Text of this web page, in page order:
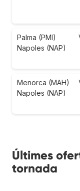
Palma (PMI)
Napoles (NAP)
Menorca (MAH)
Napoles (NAP)
Últimes
tornada